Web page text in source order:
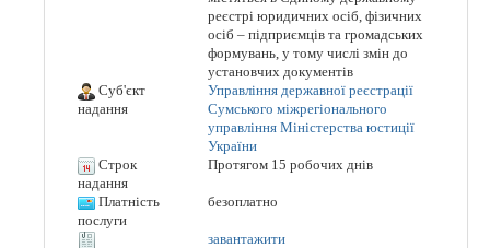
реєстрі юридичних осіб, фізичних
осіб – підприємців та громадських
формувань, у тому числі змін до
установчих документів
Суб'єкт
надання
Управління державної реєстрації
Сумського міжрегіонального
управління Міністерства юстиції
України
Строк
надання
Протягом 15 робочих днів
Платність
послуги
безоплатно
завантажити